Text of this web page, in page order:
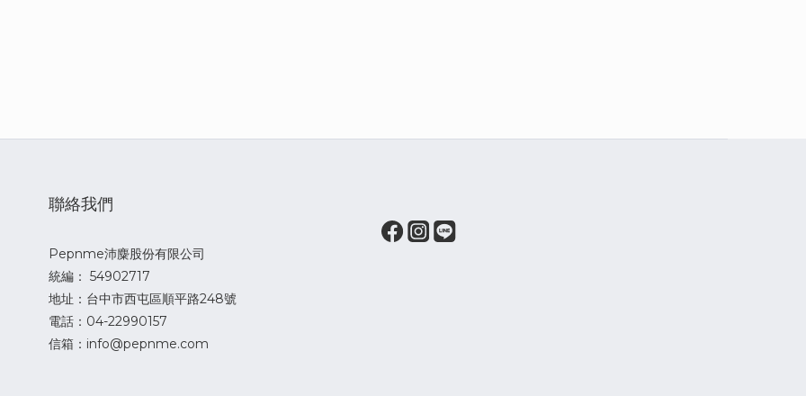
聯絡我們
Pepnme沛麋股份有限公司
統編： 54902717
地址：台中市西屯區順平路248號
電話：04-22990157
信箱：info@pepnme.com